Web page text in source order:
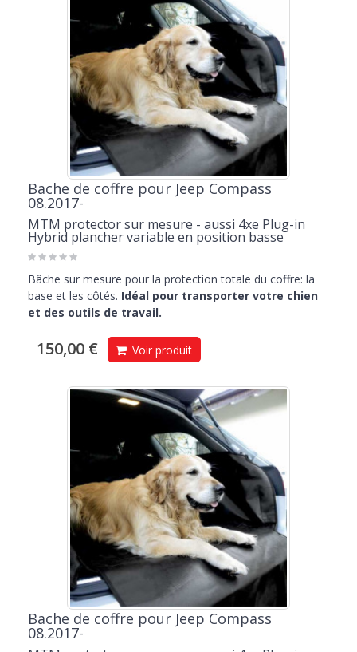
Bache de coffre pour Jeep Compass
08.2017-
MTM protector sur mesure - aussi 4xe Plug-in
Hybrid plancher variable en position basse
Bâche sur mesure pour la protection totale du coffre: la
base et les côtés. Idéal pour transporter votre chien
et des outils de travail.
150,00 € Voir produit
Bache de coffre pour Jeep Compass
08.2017-